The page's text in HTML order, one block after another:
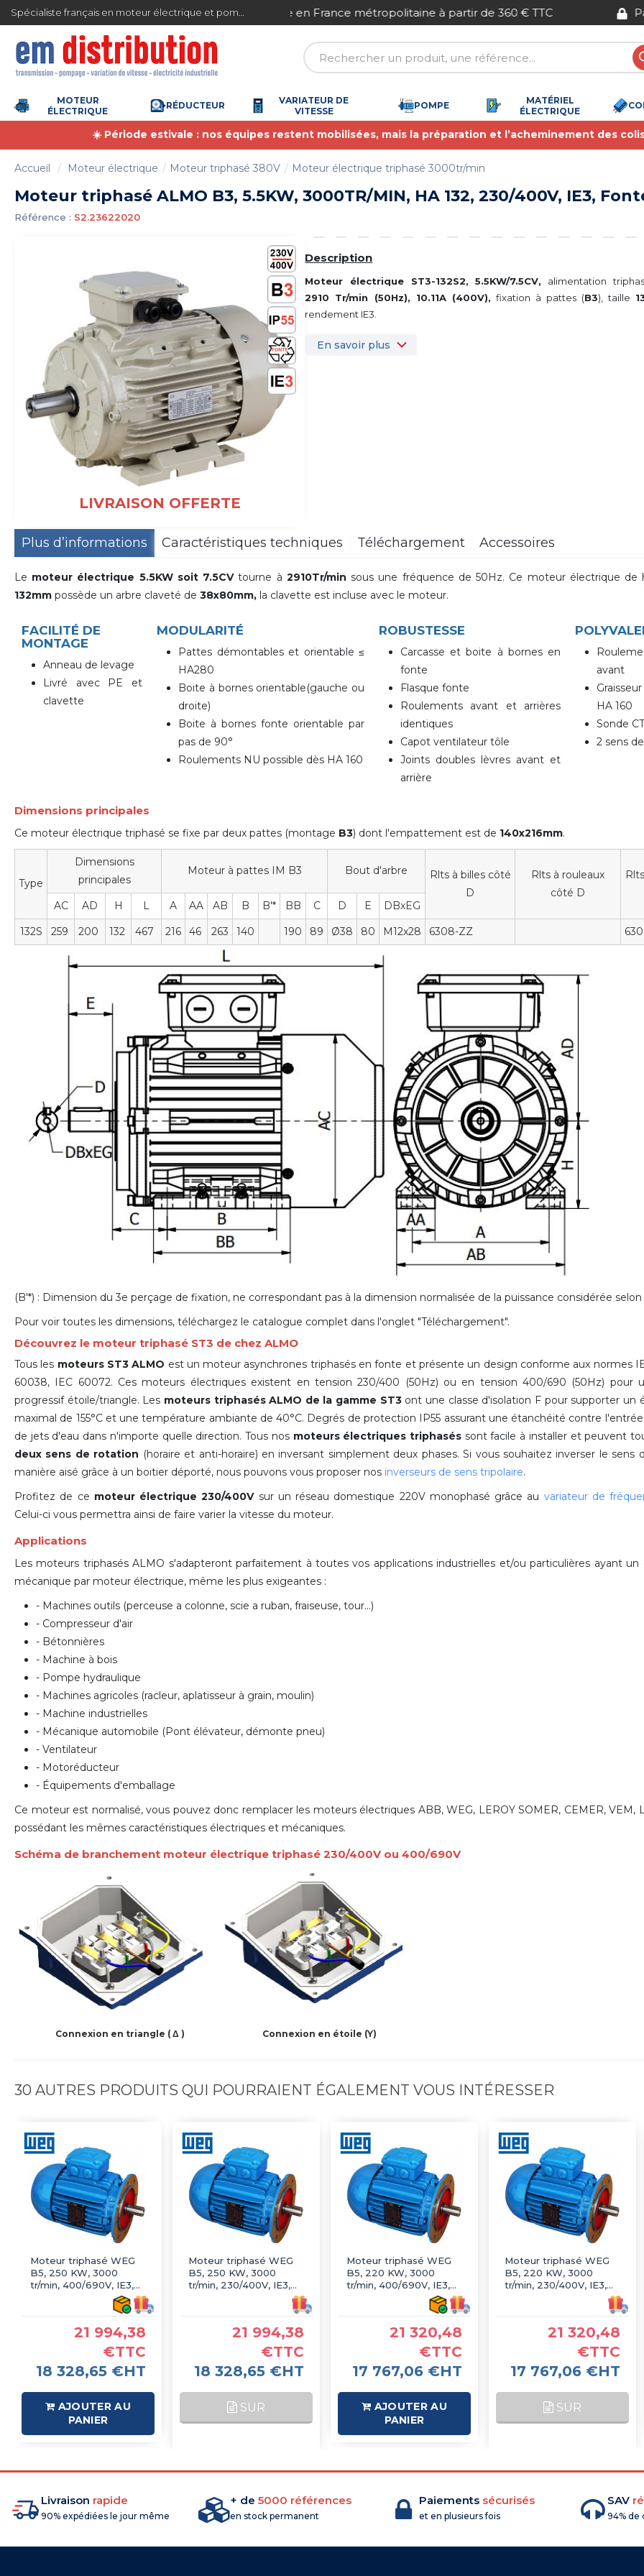
en France métropolitaine à partir de 360 € TTC Paiement sécurisé
MOTEUR
ÉLECTRIQUE
RÉDUCTEUR
VARIATEUR DE
VITESSE
POMPE
MATÉRIEL
ÉLECTRIQUE
☀️ Période estivale : nos équipes restent mobilisées, mais la préparation et l’acheminement des
Accueil Moteur électrique Moteur triphasé 380V Moteur électrique triphasé 3000tr/min
Moteur triphasé ALMO B3, 5.5KW, 3000TR/MIN, HA 132, 230/400V, IE3,
Référence : S2.23622020
LIVRAISON OFFERTE
Description
Moteur électrique ST3-132S2, 5.5KW/7.5CV, alimentation
2910 Tr/min (50Hz), 10.11A (400V), fixation à pattes (B3), taille
rendement IE3.
En savoir plus
Plus d’informations Caractéristiques techniques Téléchargement Accessoires
Le moteur électrique 5.5KW soit 7.5CVtourne à 2910Tr/min sous une fréquence de 50Hz. Ce moteur électrique de
132mm possède un arbre claveté de 38x80mm, la clavette est incluse avec le moteur.
FACILITÉ DE
MONTAGE
Anneau de levage
Livré avec PE et
clavette
MODULARITÉ
Pattes démontables et orientable ≤
HA280
Boite à bornes orientable(gauche ou
droite)
Boite à bornes fonte orientable par
pas de 90°
Roulements NU possible dès HA 160
ROBUSTESSE
Carcasse et boite à bornes en
fonte
Flasque fonte
Roulements avant et arrières
identiques
Capot ventilateur tôle
Joints doubles lèvres avant et
arrière
avant
HA 160
Sonde
2 sens
Dimensions principales
Ce moteur électrique triphasé se fixe par deux pattes (montage B3) dont l'empattement est de 140x216mm.
Type
Dimensions
principales
Moteur à pattes IM B3 Bout d'arbre
Rlts à billes côté
D
Rlts à rouleaux
côté D
AC
AD H L A AA AB B B'* BB C D E
DBxEG
132S
259 200 132 467 216 46 263 140 190 89 Ø38 80 M12x28 6308-ZZ
(B'*) : Dimension du 3e perçage de fixation, ne correspondant pas à la dimension normalisée de la puissance considérée selon
Pour voir toutes les dimensions, téléchargez le catalogue complet dans l'onglet "Téléchargement".
Découvrez le moteur triphasé ST3 de chez ALMO
Tous les moteurs ST3 ALMO est un moteur asynchrones triphasés en fonte et présente un design conforme aux normes
60038, IEC 60072. Ces moteurs électriques existent en tension 230/400 (50Hz) ou en tension 400/690 (50Hz) pour
progressif étoile/triangle. Les moteurs triphasés ALMO de la gamme ST3ont une classe d'isolation Fpour supporter un
maximal de 155°C et une température ambiante de 40°C. Degrés de protection IP55 assurant une étanchéité contre
de jets d'eau dans n'importe quelle direction. Tous nos moteurs électriques triphaséssont facile à installer et peuvent
deux sens de rotation (horaire et anti-horaire) en inversant simplement deux phases. Si vous souhaitez inverser le sens
manière aisé grâce à un boitier déporté, nous pouvons vous proposer nos inverseurs de sens tripolaire.
Profitez de ce moteur électrique 230/400Vsur un réseau domestique 220V monophasé grâce au variateur de
Celui-ci vous permettra ainsi de faire varier la vitesse du moteur.
Applications
Les moteurs triphasés ALMO s'adapteront parfaitement à toutes vos applications industrielles et/ou particulières ayant un
mécanique par moteur électrique, même les plus exigeantes :
- Machines outils (perceuse a colonne, scie a ruban, fraiseuse, tour...)
- Compresseur d'air
- Bétonnières
- Machine à bois
- Pompe hydraulique
- Machines agricoles (racleur, aplatisseur à grain, moulin)
- Machine industrielles
- Mécanique automobile (Pont élévateur, démonte pneu)
- Ventilateur
- Motoréducteur
- Équipements d'emballage
Ce moteur est normalisé, vous pouvez donc remplacer les moteurs électriques ABB, WEG, LEROY SOMER, CEMER, VEM,
possédant les mêmes caractéristiques électriques et mécaniques.
Schéma de branchement moteur électrique triphasé 230/400V ou 400/690V
Connexion en triangle ( Δ ) Connexion en étoile (Y)
30 AUTRES PRODUITS QUI POURRAIENT ÉGALEMENT VOUS INTÉRESSER
Moteur triphasé WEG
B5, 250 KW, 3000
tr/min, 400/690V, IE3,
21 994,38
€TTC
18 328,65 €HT
AJOUTER AU
PANIER
Moteur triphasé WEG
B5, 250 KW, 3000
tr/min, 230/400V, IE3,
21 994,38
€TTC
18 328,65 €HT
SUR
Moteur triphasé WEG
B5, 220 KW, 3000
tr/min, 400/690V, IE3,
21 320,48
€TTC
17 767,06 €HT
AJOUTER AU
PANIER
Moteur triphasé WEG
B5, 220 KW, 3000
tr/min, 230/400V, IE3,
21 320,48
€TTC
17 767,06 €HT
SUR
Livraison rapide
90% expédiées le jour même
+ de 5000 références
en stock permanent
Paiements sécurisés
et en plusieurs fois
SAV
94% de
Gestion des cookies